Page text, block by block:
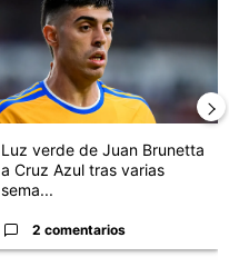
Luz verde de Juan Brunetta
a Cruz Azul tras varias
sema...
2 comentarios